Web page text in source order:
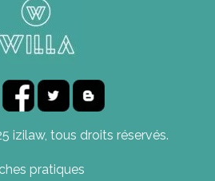
izilaw, tous droits réservés.
pratiques